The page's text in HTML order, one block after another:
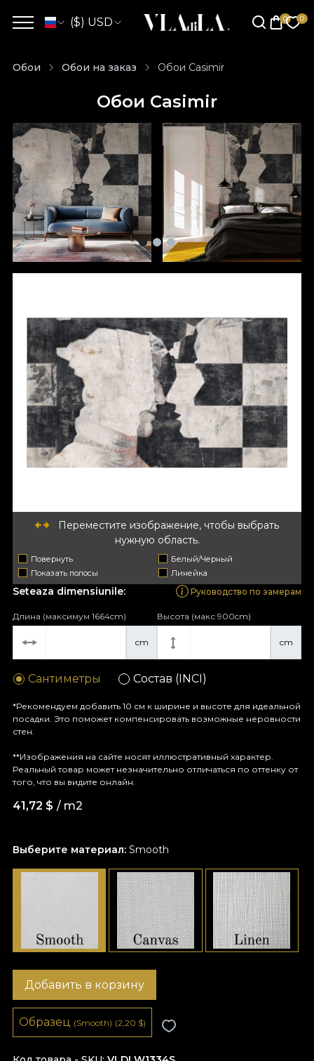
($) USD
Обои Обои на заказ Обои Casimir
Обои Casimir
Переместите изображение, чтобы выбрать
нужную область.
Повернуть
Белый/Черный
Показать полосы
Линейка
Выберите материал: Smooth
Seteaza dimensiunile: Руководство по замерам
cm
Длина (максимум 1664cm)
cm
Высота (макс 900cm)
Сантиметры Состав (INCI)
*Рекомендуем добавить 10 см к ширине и высоте для идеальной
посадки. Это поможет компенсировать возможные неровности
стен.
**Изображения на сайте носят иллюстративный характер.
Реальный товар может незначительно отличаться по оттенку от
того, что вы видите онлайн.
41,72 $ / m2
Добавить в корзину
Образец (Smooth) (2,20 $)